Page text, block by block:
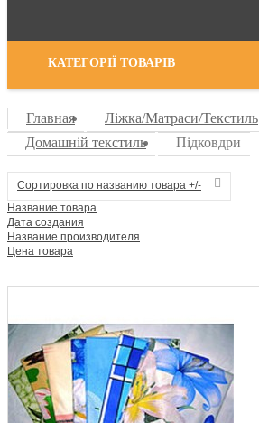
КАТЕГОРІЇ ТОВАРІВ
Главная
Ліжка/Матраси/Текстиль
Домашній текстиль
Підковдри
Сортировка по названию товара +/-
Название товара
Дата создания
Название производителя
Цена товара